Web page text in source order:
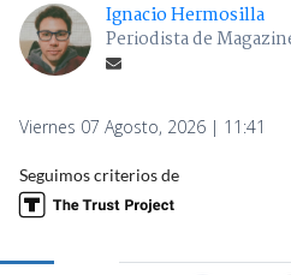
Ignacio Hermosilla
Periodista de
Viernes 07 Agosto, 2026 | 11:41
Seguimos criterios de